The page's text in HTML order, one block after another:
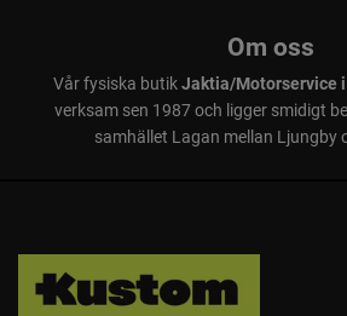
Om oss
Vår fysiska butikJaktia/Motorservice i
verksam sen 1987 och ligger smidigt
samhället Lagan mellan Ljungby